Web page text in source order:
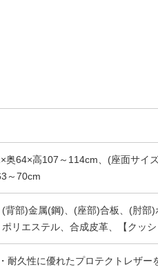
奥64×高107～114cm、(座面サイ
～70cm
(背部)金属(鋼)、(座部)合板、(肘
ポリエステル、合成皮革、【クッ
耐久性に優れたプロテクトレザー